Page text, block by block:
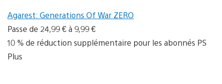
Agarest: Generations Of War ZERO
Passe de 24,99 € à 9,99 €
10 % de réduction supplémentaire pour les abonnés PS
Plus